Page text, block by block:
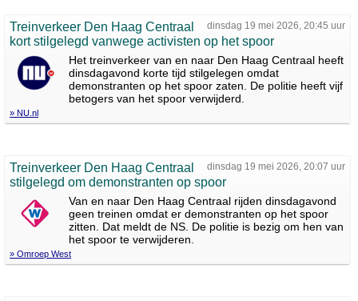
dinsdag 19 mei 2026, 20:45 uur
Treinverkeer Den Haag Centraal
kort stilgelegd vanwege activisten op het spoor
Het treinverkeer van en naar Den Haag Centraal heeft
dinsdagavond korte tijd stilgelegen omdat
demonstranten op het spoor zaten. De politie heeft vijf
betogers van het spoor verwijderd.
» NU.nl
dinsdag 19 mei 2026, 20:07 uur
Treinverkeer Den Haag Centraal
stilgelegd om demonstranten op spoor
Van en naar Den Haag Centraal rijden dinsdagavond
geen treinen omdat er demonstranten op het spoor
zitten. Dat meldt de NS. De politie is bezig om hen van
het spoor te verwijderen.
» Omroep West